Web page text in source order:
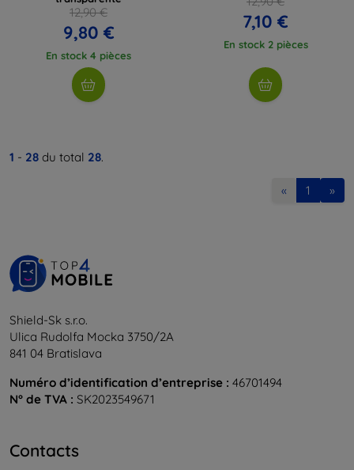
12,90 €
9,80 €
En stock 4 pièces
7,10 €
En stock 2 pièces
1 - 28 du total 28.
« 1 »
Shield-Sk s.r.o.
Ulica Rudolfa Mocka 3750/2A
841 04 Bratislava
Numéro d’identification d’entreprise : 46701494
N° de TVA : SK2023549671
Contacts